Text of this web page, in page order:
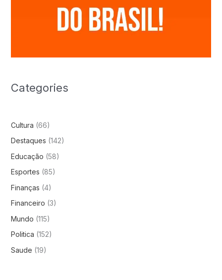
Categories
Cultura (66)
Destaques (142)
Educação (58)
Esportes (85)
Finanças (4)
Financeiro (3)
Mundo (115)
Politica (152)
Saude (19)